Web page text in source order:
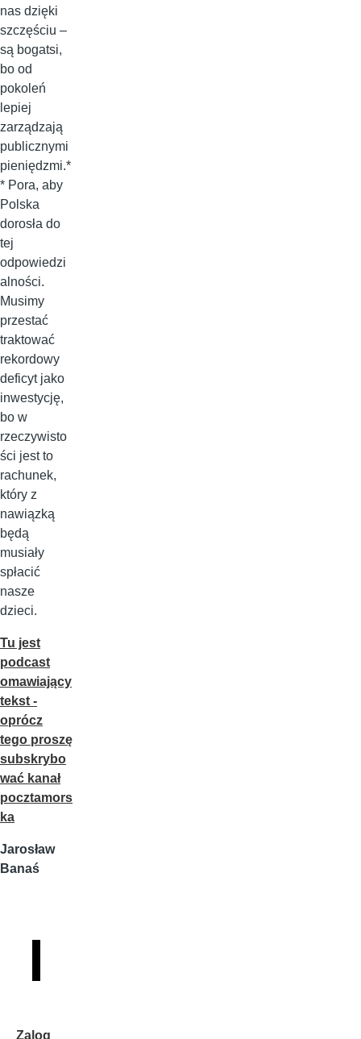
nas dzięki
szczęściu –
są bogatsi,
bo od
pokoleń
lepiej
zarządzają
publicznymi
pieniędzmi.*
* Pora, aby
Polska
dorosła do
tej
odpowiedzi
alności.
Musimy
przestać
traktować
rekordowy
deficyt jako
inwestycję,
bo w
rzeczywisto
ści jest to
rachunek,
który z
nawiązką
będą
musiały
spłacić
nasze
dzieci.
Tu jest
podcast
omawiający
tekst -
oprócz
tego proszę
subskrybo
wać kanał
pocztamors
ka
Jarosław
Banaś
Zalog